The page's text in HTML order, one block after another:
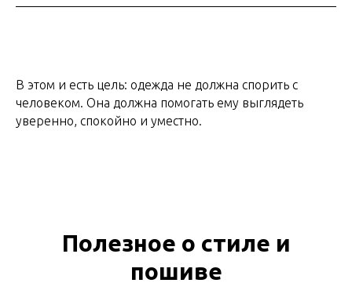
В этом и есть цель: одежда не должна спорить с
человеком. Она должна помогать ему выглядеть
уверенно, спокойно и уместно.
Полезное о стиле и
пошиве